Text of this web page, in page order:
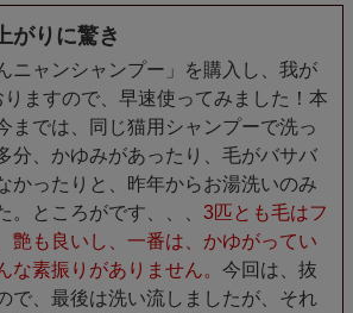
がりに驚き
ニャンシャンプー」を購入し、我が
ますので、早速使ってみました！本
までは、同じ猫用シャンプーで洗っ
分、かゆみがあったり、毛がバサバ
かったりと、昨年からお湯洗いのみ
。ところがです、、、3匹とも毛はフ
艶も良いし、一番は、かゆがってい
な素振りがありません。今回は、抜
で、最後は洗い流しましたが、それ